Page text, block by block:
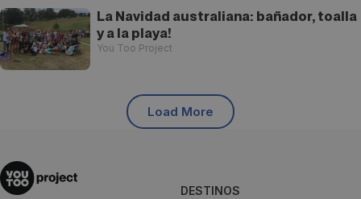
La Navidad australiana: bañador, toalla
y a la playa!
You Too Project
Load More
DESTINOS